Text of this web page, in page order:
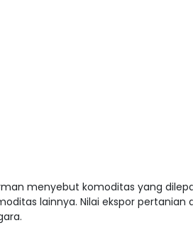
menyebut komoditas yang
lainnya. Nilai ekspor pertanian